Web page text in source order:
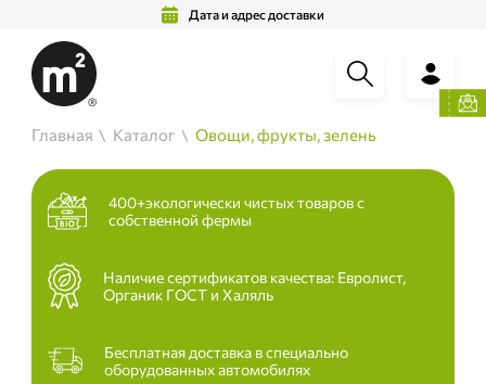
Дата и адрес доставки
Главная Каталог Овощи, фрукты, зелень
400+экологически чистых товаров с
собственной фермы
Наличие сертификатов качества: Евролист,
Органик ГОСТ и Халяль
Бесплатная доставка в специально
оборудованных автомобилях